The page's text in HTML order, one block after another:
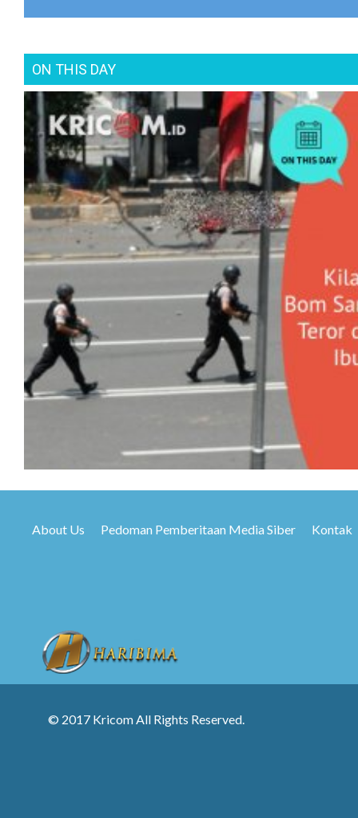
ON THIS DAY
About Us Pedoman Pemberitaan Media Siber Kontak
© 2017 Kricom All Rights Reserved.